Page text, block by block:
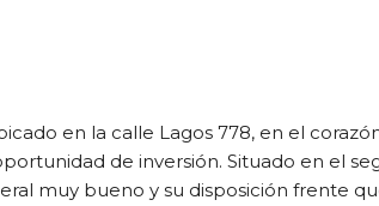
en la calle Lagos 778, en el
de inversión. Situado en el
muy bueno y su disposición frente